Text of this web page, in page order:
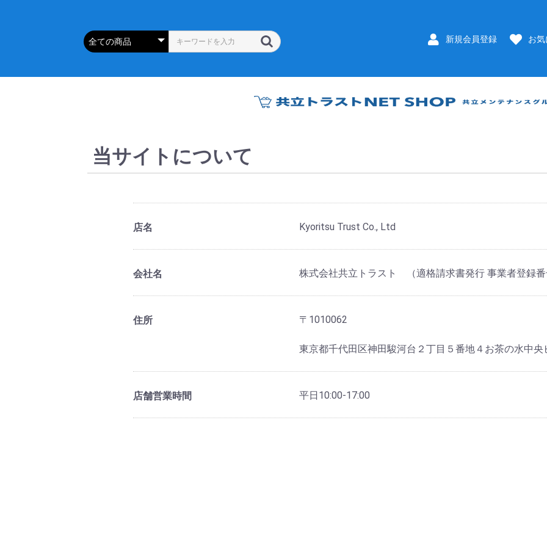
新規会員登録 お
当サイトについて
店名 Kyoritsu Trust Co., Ltd
会社名 株式会社共立トラスト （適格請求書発行 事業者登録
住所 〒1010062
東京都千代田区神田駿河台２丁目５番地４お茶の水中央
店舗営業時間 平日10:00-17:00